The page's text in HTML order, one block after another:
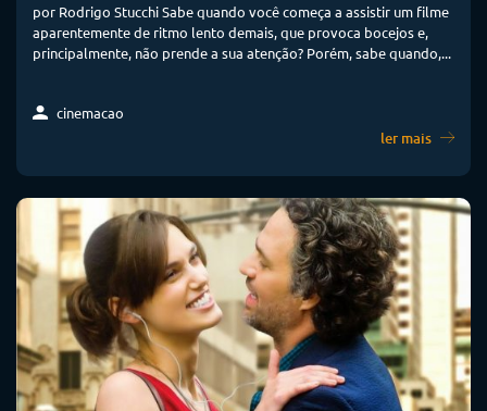
por Rodrigo Stucchi Sabe quando você começa a assistir um filme
aparentemente de ritmo lento demais, que provoca bocejos e,
principalmente, não prende a sua atenção? Porém, sabe quando,...
cinemacao
ler mais